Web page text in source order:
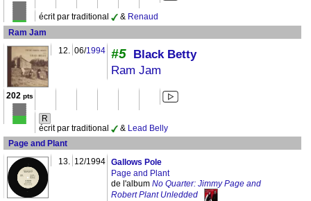
écrit par traditional & Renaud
Ram Jam
12. 06/1994 #5 Black Betty
Ram Jam
202 pts
R
écrit par traditional
& Lead Belly
Page and Plant
13. 12/1994 Gallows Pole
Page and Plant
de l'album No Quarter: Jimmy Page and
Robert Plant Unledded